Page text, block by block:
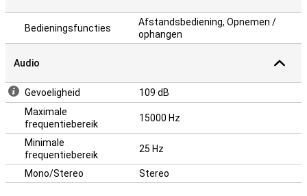
Bedieningsfuncties
Afstandsbediening, Opnemen /
ophangen
Audio
Gevoeligheid
109 dB
Maximale
frequentiebereik
15000 Hz
Minimale
frequentiebereik
25 Hz
Mono/Stereo Stereo